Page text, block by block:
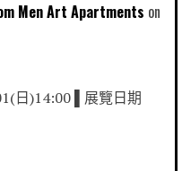
Men Art Apartments
日)14:00 ▌展覽日期